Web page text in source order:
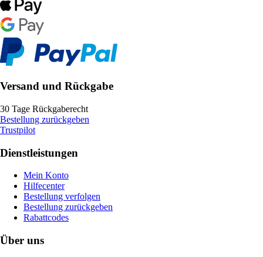
Versand und Rückgabe
30 Tage Rückgaberecht
Bestellung zurückgeben
Trustpilot
Dienstleistungen
Mein Konto
Hilfecenter
Bestellung verfolgen
Bestellung zurückgeben
Rabattcodes
Über uns